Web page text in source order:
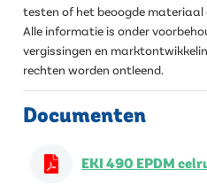
testen of het beoogde materiaal
Alle informatie is onder
vergissingen en
rechten worden ontleend.
Documenten
EKI 490 EPDM